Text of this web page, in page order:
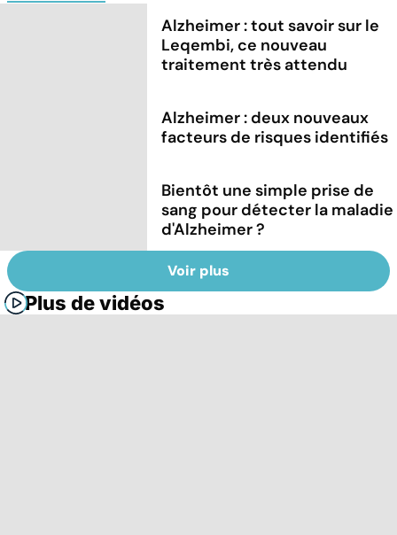
Alzheimer : tout savoir sur le
Leqembi, ce nouveau
traitement très attendu
Alzheimer : deux nouveaux
facteurs de risques identifiés
Bientôt une simple prise de
sang pour détecter la maladie
d'Alzheimer ?
Voir plus
Plus de vidéos